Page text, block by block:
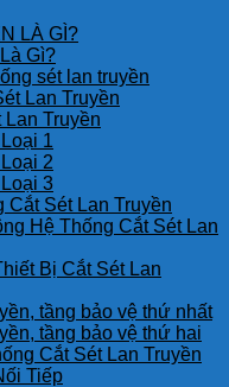
LÀ GÌ?
Gì?
sét lan truyền
Lan Truyền
Truyền
1
2
3
Cắt Sét Lan Truyền
Hệ Thống Cắt Sét Lan
Bị Cắt Sét Lan
tầng bảo vệ thứ nhất
tầng bảo vệ thứ hai
Cắt Sét Lan Truyền
Tiếp